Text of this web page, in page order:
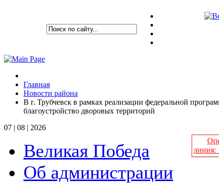
Главная
Новости района
В г. Трубчевск в рамках реализации федеральной
благоустройство дворовых территорий
07 | 08 | 2026
Великая Победа
Об администрации
линия: